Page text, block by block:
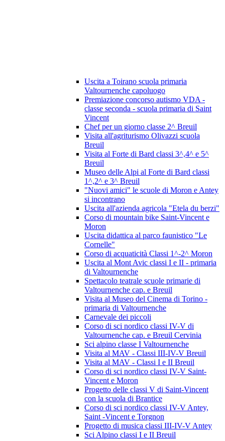
Uscita a Toirano scuola primaria
Valtournenche capoluogo
Premiazione concorso autismo VDA -
classe seconda - scuola primaria di Saint
Vincent
Chef per un giorno classe 2^ Breuil
Visita all'agriturismo Olivazzi scuola
Breuil
Visita al Forte di Bard classi 3^,4^ e 5^
Breuil
Museo delle Alpi al Forte di Bard classi
1^,2^ e 3^ Breuil
"Nuovi amici" le scuole di Moron e Antey
si incontrano
Uscita all'azienda agricola "Etela du berzi"
Corso di mountain bike Saint-Vincent e
Moron
Uscita didattica al parco faunistico "Le
Cornelle"
Corso di acquaticità Classi 1^-2^ Moron
Uscita al Mont Avic classi I e II - primaria
di Valtournenche
Spettacolo teatrale scuole primarie di
Valtournenche cap. e Breuil
Visita al Museo del Cinema di Torino -
primaria di Valtournenche
Carnevale dei piccoli
Corso di sci nordico classi IV-V di
Valtournenche cap. e Breuil Cervinia
Sci alpino classe I Valtournenche
Visita al MAV - Classi III-IV-V Breuil
Visita al MAV - Classi I e II Breuil
Corso di sci nordico classi IV-V Saint-
Vincent e Moron
Progetto delle classi V di Saint-Vincent
con la scuola di Brantice
Corso di sci nordico classi IV-V Antey,
Saint -Vincent e Torgnon
Progetto di musica classi III-IV-V Antey
Sci Alpino classi I e II Breuil